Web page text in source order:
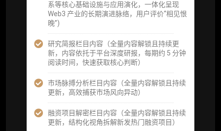
系等核心基础设施与应用演化，一体化呈现
Web3 产业的长期演进脉络，用户评价“相见恨
晚”)
研究简报栏目内容（全量内容解锁且持续更
新，内容依托于平台深度研报，每期约 5 分钟
阅读时间，快速获取核心判断）
市场脉搏分析栏目内容（全量内容解锁且持续
更新，高效捕获市场风向异动）
融资项目解密栏目内容（全量内容解锁且持续
更新，结构化视角拆解新发热门融资项目）
解锁本会员权限的栏目历史内容
词库（支持报告内术语悬浮释义）
每日内参消息推送
研究方向沟通与反馈
定制化研究报告折扣（9.5 折）